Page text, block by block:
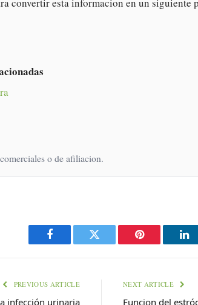
o de afiliacion.
Facebook Twitter Pinterest
PREVIOUS ARTICLE
infección urinaria
NEXT ARTICLE
Funcion del